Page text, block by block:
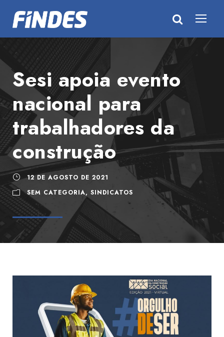
Sesi apoia evento
nacional para
trabalhadores da
construção
12 DE AGOSTO DE 2021
SEM CATEGORIA, SINDICATOS